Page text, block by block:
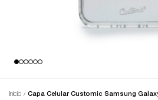
Início Capa Celular Customic Samsung